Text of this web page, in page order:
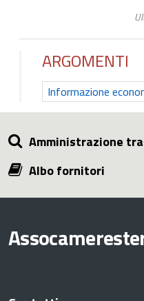
ARGOMENTI
Informazione
Amministrazione
Albo fornitori